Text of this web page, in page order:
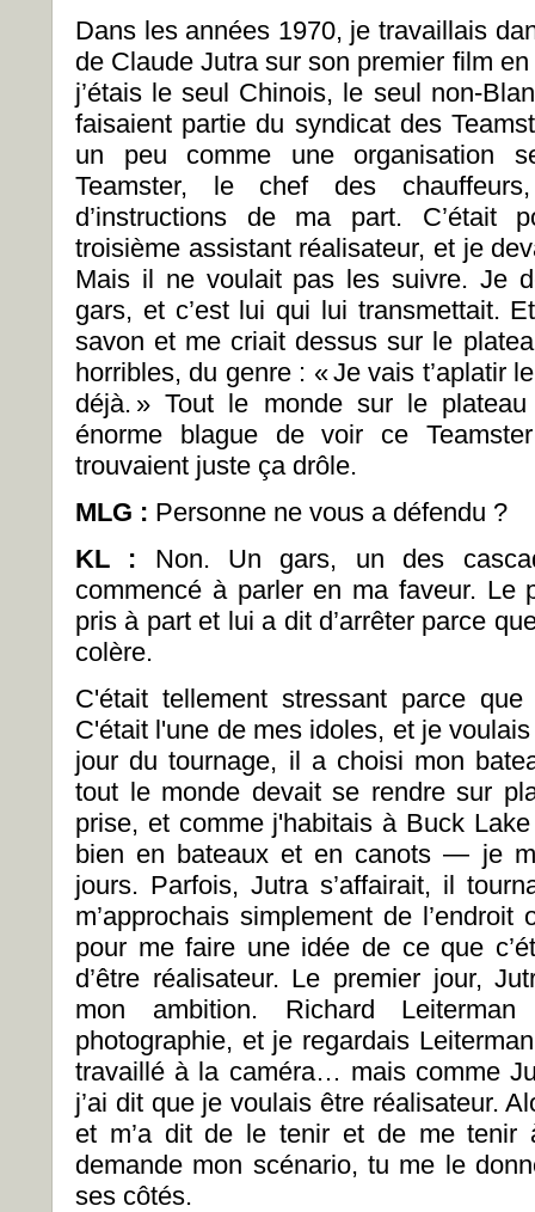
Dans les années 1970, je travaillais
de Claude Jutra sur son premier film
j’étais le seul Chinois, le seul non-
faisaient partie du syndicat des
un peu comme une organisation
Teamster, le chef des
d’instructions de ma part. C’était
troisième assistant réalisateur, et je
Mais il ne voulait pas les suivre. Je
gars, et c’est lui qui lui transmettait.
savon et me criait dessus sur le
horribles, du genre : « Je vais t’aplatir
déjà. » Tout le monde sur le
énorme blague de voir ce
trouvaient juste ça drôle.
MLG : Personne ne vous a défendu ?
KL : Non. Un gars, un des
commencé à parler en ma faveur. Le
pris à part et lui a dit d’arrêter parce
colère.
C'était tellement stressant parce
C'était l'une de mes idoles, et je
jour du tournage, il a choisi mon
tout le monde devait se rendre sur
prise, et comme j'habitais à Buck
bien en bateaux et en canots — je
jours. Parfois, Jutra s’affairait, il
m’approchais simplement de
pour me faire une idée de ce que
d’être réalisateur. Le premier jour,
mon ambition. Richard
photographie, et je regardais
travaillé à la caméra… mais comme
j’ai dit que je voulais être réalisateur.
et m’a dit de le tenir et de me tenir
demande mon scénario, tu me le
ses côtés.